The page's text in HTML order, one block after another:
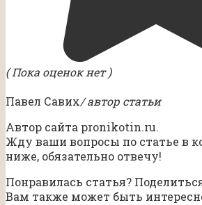
( Пока оценок нет )
Павел Савих/ автор статьи
Автор сайта pronikotin.ru.
Жду ваши вопросы по статье в
ниже, обязательно отвечу!
Понравилась статья?
Вам также может быть